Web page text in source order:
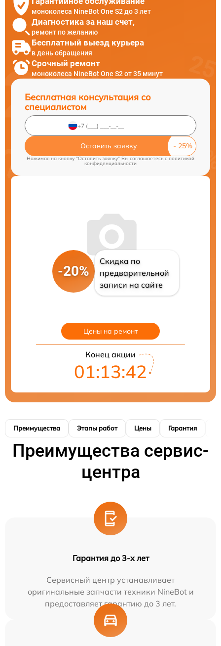
моноколеса NineBot One S2 до 3 лет
Диагностика за наш счет,
ремонт по желанию
Бесплатный выезд курьера
в день обращения
Срочный ремонт
моноколеса NineBot One S2 от 35 минут
Бесплатная консультация со
специалистом
Оставить заявку
Нажимая на кнопку "Оставить заявку" Вы соглашаетесь c политикой
конфиденциальности
-20%
Скидка по
предварительной
записи на сайте
Цены на ремонт
Конец акции
01:13:41
Преимущества Этапы работ Цены Гарантия
Преимущества сервис-
центра
Гарантия до 3-х лет
Сервисный центр устанавливает
оригинальные запчасти техники NineBot и
предоставляет гарантию до 3 лет.